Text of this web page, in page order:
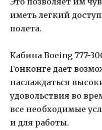
иметь легкий
полета.
Кабина Boeing 777-
Гонконге дает
наслаждаться
удовольствия во
все необходимые
и для работы.